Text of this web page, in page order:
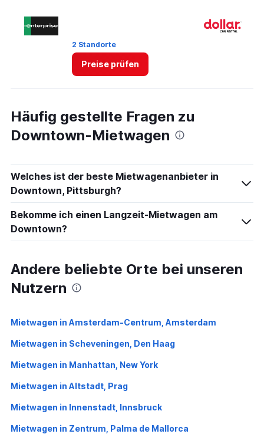
2 Standorte
Preise prüfen
Häufig gestellte Fragen zu
Downtown-Mietwagen
Welches ist der beste Mietwagenanbieter in
Downtown, Pittsburgh?
Bekomme ich einen Langzeit-Mietwagen am
Downtown?
Andere beliebte Orte bei unseren
Nutzern
Mietwagen in Amsterdam-Centrum, Amsterdam
Mietwagen in Scheveningen, Den Haag
Mietwagen in Manhattan, New York
Mietwagen in Altstadt, Prag
Mietwagen in Innenstadt, Innsbruck
Mietwagen in Zentrum, Palma de Mallorca